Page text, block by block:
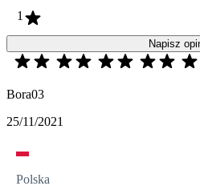
1
Napisz
Bora03
25/11/2021
Polska